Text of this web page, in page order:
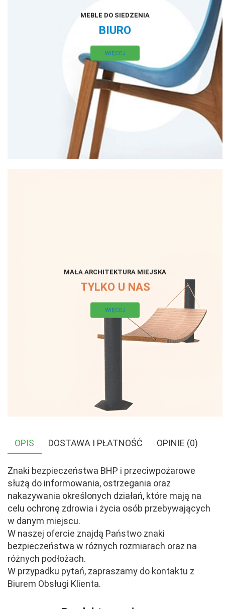
MEBLE DO SIEDZENIA
BIURO
WIĘCEJ
MAŁA ARCHITEKTURA MIEJSKA
TYLKO U NAS
WIĘCEJ
OPIS DOSTAWA I PŁATNOŚĆ OPINIE (0)
Znaki bezpieczeństwa BHP i przeciwpożarowe
służą do informowania, ostrzegania oraz
nakazywania określonych działań, które mają na
celu ochronę zdrowia i życia osób przebywających
w danym miejscu.
W naszej ofercie znajdą Państwo znaki
bezpieczeństwa w różnych rozmiarach oraz na
różnych podłożach.
W przypadku pytań, zapraszamy do kontaktu z
Biurem Obsługi Klienta.